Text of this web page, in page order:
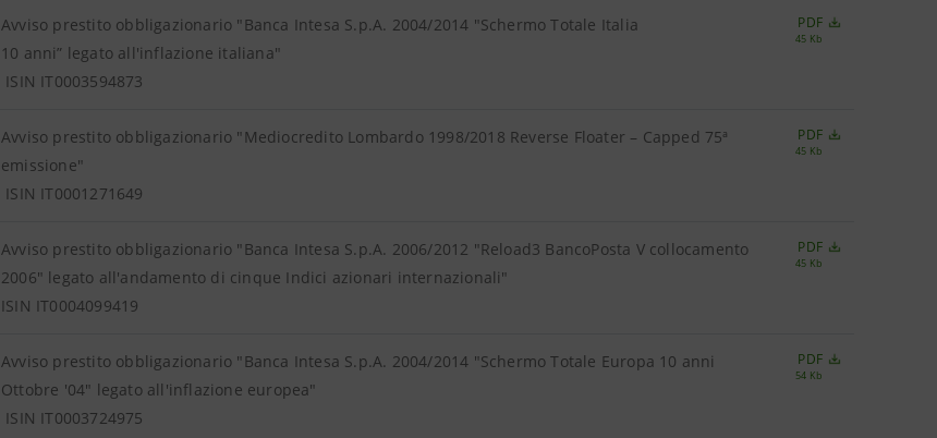
Avviso prestito obbligazionario "Banca Intesa S.p.A. 2004/2014 "Schermo Totale Italia
10 anni” legato all'inflazione italiana"
ISIN IT0003594873
PDF
45 Kb
Avviso prestito obbligazionario "Mediocredito Lombardo 1998/2018 Reverse Floater – Capped 75ª
emissione"
ISIN IT0001271649
PDF
45 Kb
Avviso prestito obbligazionario "Banca Intesa S.p.A. 2006/2012 "Reload3 BancoPosta V collocamento
2006" legato all'andamento di cinque Indici azionari internazionali"
ISIN IT0004099419
PDF
45 Kb
Avviso prestito obbligazionario "Banca Intesa S.p.A. 2004/2014 "Schermo Totale Europa 10 anni
Ottobre '04" legato all'inflazione europea"
ISIN IT0003724975
PDF
54 Kb